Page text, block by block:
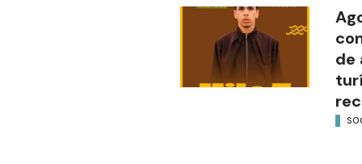
de